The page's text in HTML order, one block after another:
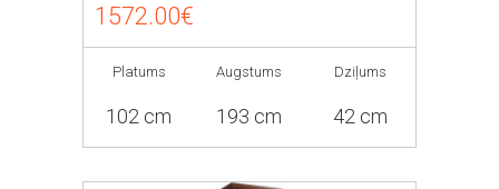
1572.00€
Platums
102 cm
Augstums
193 cm
Dziļums
42 cm